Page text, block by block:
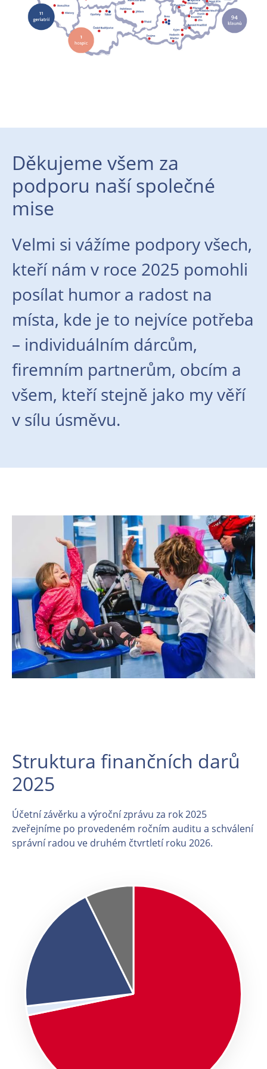
Děkujeme všem za
podporu naší společné
mise
Velmi si vážíme podpory všech,
kteří nám v roce 2025 pomohli
posílat humor a radost na
místa, kde je to nejvíce potřeba
– individuálním dárcům,
firemním partnerům, obcím a
všem, kteří stejně jako my věří
v sílu úsměvu.
Struktura finančních darů
2025
Účetní závěrku a výroční zprávu za rok 2025
zveřejníme po provedeném ročním auditu a schválení
správní radou ve druhém čtvrtletí roku 2026.